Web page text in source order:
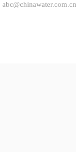
abc@chinawater.com.cn